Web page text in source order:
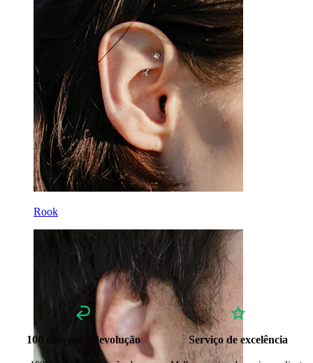
Rook
Lóbulo
Titânio
100 dias para devolução Serviço de excelência